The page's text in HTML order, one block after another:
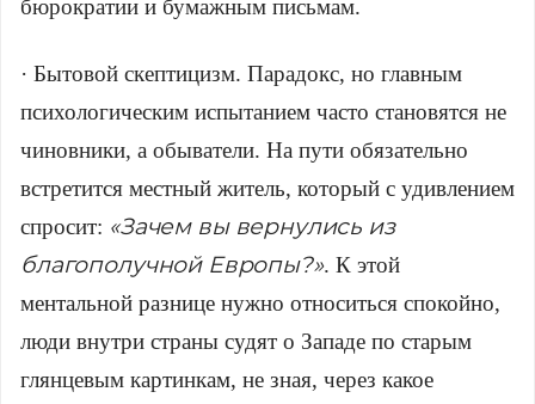
бюрократии и бумажным письмам.
· Бытовой скептицизм. Парадокс, но главным
психологическим испытанием часто становятся не
чиновники, а обыватели. На пути обязательно
встретится местный житель, который с удивлением
спросит: «Зачем вы вернулись из
благополучной Европы?». К этой
ментальной разнице нужно относиться спокойно,
люди внутри страны судят о Западе по старым
глянцевым картинкам, не зная, через какое